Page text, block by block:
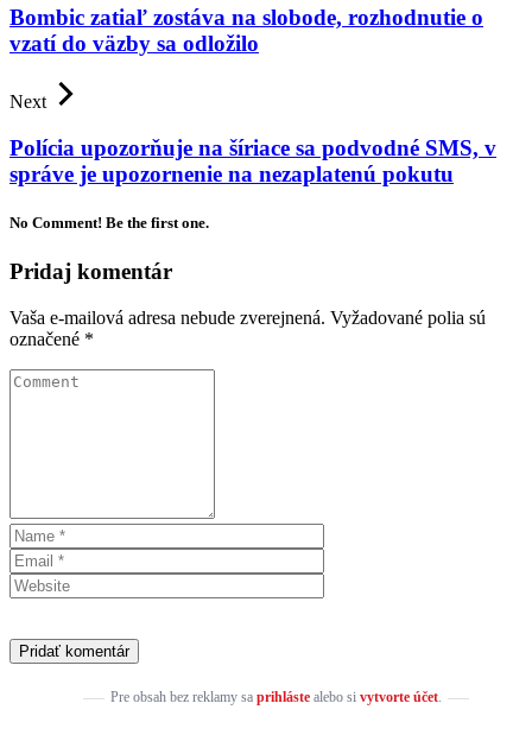
Bombic zatiaľ zostáva na slobode, rozhodnutie o
vzatí do väzby sa odložilo
Next
Polícia upozorňuje na šíriace sa podvodné SMS, v
správe je upozornenie na nezaplatenú pokutu
No Comment! Be the first one.
Pridaj komentár
Vaša e-mailová adresa nebude zverejnená. Vyžadované polia sú
označené *
Pre obsah bez reklamy sa prihlástealebo si vytvorte účet.